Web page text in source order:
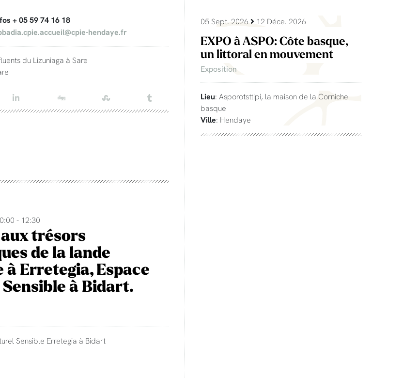
+ 05 59 74 16 18
hendaye.fr
du Lizuniaga à Sare
- 12:30
trésors
de la lande
Erretegia, Espace
à Bidart.
Sensible Erretegia à Bidart
05 Sept. 2026 12 Déce. 2026
EXPO à ASPO: Côte basque,
un littoral en mouvement
Exposition
Lieu: Asporotsttipi, la maison de la Corniche
basque
Ville: Hendaye